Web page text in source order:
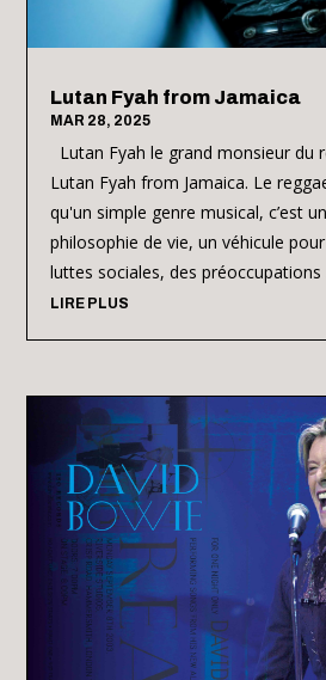
Lutan Fyah from Jamaica
MAR 28, 2025
Lutan Fyah le grand monsieur du
Lutan Fyah from Jamaica. Le
qu'un simple genre musical, c’est
philosophie de vie, un véhicule pour
luttes sociales, des préoccupations
LIRE PLUS